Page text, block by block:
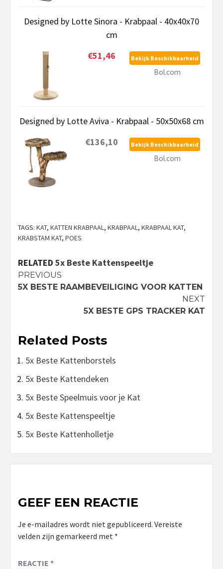
Designed by Lotte Sinora - Krabpaal - 40x40x70
cm
€51,46
Bekijk Beschikbaarheid
Bol.com
Designed by Lotte Aviva - Krabpaal - 50x50x68 cm
€136,10
Bekijk Beschikbaarheid
Bol.com
TAGS: KAT, KATTEN KRABPAAL, KRABPAAL, KRABPAAL KAT,
KRABSTAM KAT, POES
RELATED 5x Beste Kattenspeeltje
Continue
PREVIOUS
5X BESTE RAAMBEVEILIGING VOOR KATTEN
NEXT
5X BESTE GPS TRACKER KAT
Related Posts
5x Beste Kattenborstels
5x Beste Kattendeken
5x Beste Speelmuis voor je Kat
5x Beste Kattenspeeltje
5x Beste Kattenholletje
GEEF EEN REACTIE
Je e-mailadres wordt niet gepubliceerd. Vereiste
velden zijn gemarkeerd met *
REACTIE *